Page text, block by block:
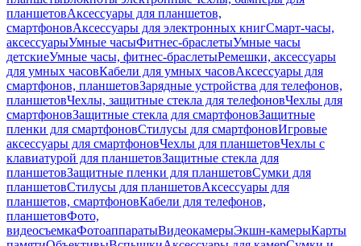
планшетовАксессуары для планшетов,
смартфоновАксессуары для электронных книгСмарт-часы,
аксессуарыУмные часыФитнес-браслетыУмные часы
детскиеУмные часы, фитнес-браслетыРемешки, аксессуары
для умных часовКабели для умных часовАксессуары для
смартфонов, планшетовЗарядные устройства для телефонов,
планшетовЧехлы, защитные стекла для телефоновЧехлы для
смартфоновЗащитные стекла для смартфоновЗащитные
пленки для смартфоновСтилусы для смартфоновИгровые
аксессуары для смартфоновЧехлы для планшетовЧехлы с
клавиатурой для планшетовЗащитные стекла для
планшетовЗащитные пленки для планшетовСумки для
планшетовСтилусы для планшетовАксессуары для
планшетов, смартфоновКабели для телефонов,
планшетовФото,
видеосъемкаФотоаппаратыВидеокамерыЭкшн-камерыКарты